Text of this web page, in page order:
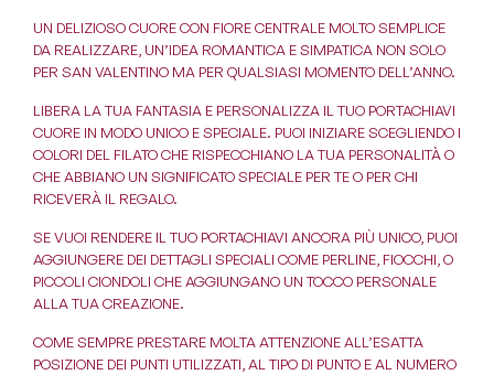
UN DELIZIOSO CUORE CON FIORE CENTRALE MOLTO SEMPLICE
DA REALIZZARE, UN’IDEA ROMANTICA E SIMPATICA NON SOLO
PER SAN VALENTINO MA PER QUALSIASI MOMENTO DELL’ANNO.
LIBERA LA TUA FANTASIA E PERSONALIZZA IL TUO PORTACHIAVI
CUORE IN MODO UNICO E SPECIALE. PUOI INIZIARE SCEGLIENDO I
COLORI DEL FILATO CHE RISPECCHIANO LA TUA PERSONALITÀ O
CHE ABBIANO UN SIGNIFICATO SPECIALE PER TE O PER CHI
RICEVERÀ IL REGALO.
SE VUOI RENDERE IL TUO PORTACHIAVI ANCORA PIÙ UNICO, PUOI
AGGIUNGERE DEI DETTAGLI SPECIALI COME PERLINE, FIOCCHI, O
PICCOLI CIONDOLI CHE AGGIUNGANO UN TOCCO PERSONALE
ALLA TUA CREAZIONE.
COME SEMPRE PRESTARE MOLTA ATTENZIONE ALL’ESATTA
POSIZIONE DEI PUNTI UTILIZZATI, AL TIPO DI PUNTO E AL NUMERO